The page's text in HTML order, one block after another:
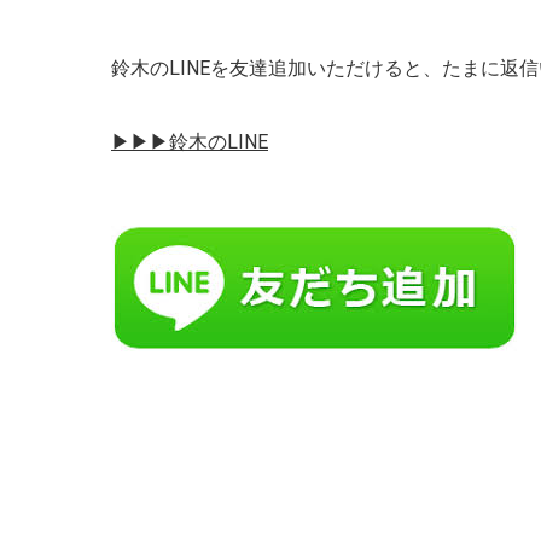
鈴木のLINEを友達追加いただけると、たまに返信
▶︎▶︎▶︎鈴木のLINE